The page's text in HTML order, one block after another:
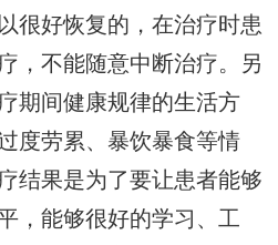
很好恢复的，在治疗时患
，不能随意中断治疗。另
期间健康规律的生活方
度劳累、暴饮暴食等情
结果是为了要让患者能够
，能够很好的学习、工